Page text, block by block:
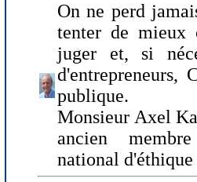
On ne perd
tenter de mieux
juger et, si
d'entrepreneurs,
publique.
Monsieur Axel
ancien
national d'éthique